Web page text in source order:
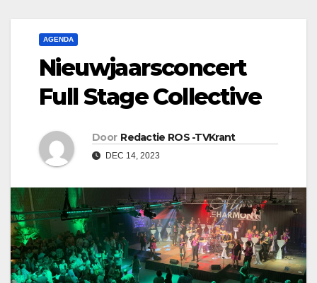
AGENDA
Nieuwjaarsconcert
Full Stage Collective
Door Redactie ROS -TVKrant
DEC 14, 2023